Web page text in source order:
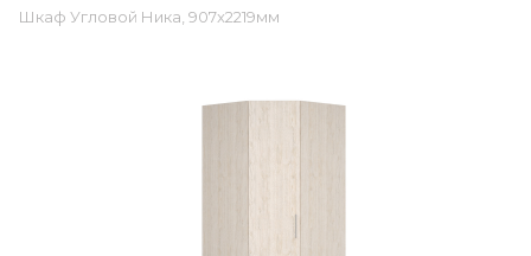
Шкаф Угловой Ника, 907x2219мм